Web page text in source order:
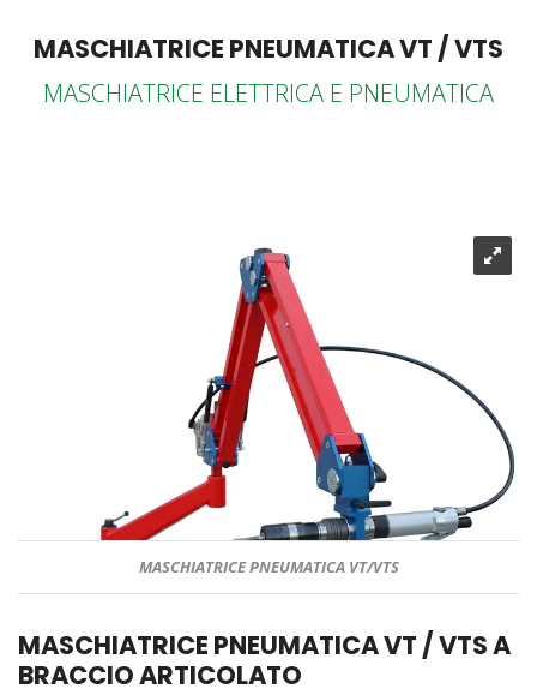
MASCHIATRICE PNEUMATICA VT / VTS
MASCHIATRICE ELETTRICA E PNEUMATICA
MASCHIATRICE PNEUMATICA VT/VTS
MASCHIATRICE PNEUMATICA VT / VTS A
BRACCIO ARTICOLATO